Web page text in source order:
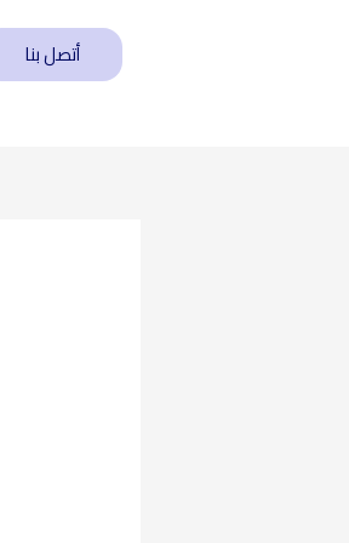
أتصل بنا